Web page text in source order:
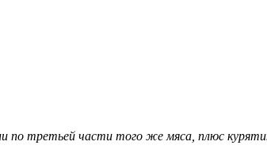
по третьей части того же мяса, плюс